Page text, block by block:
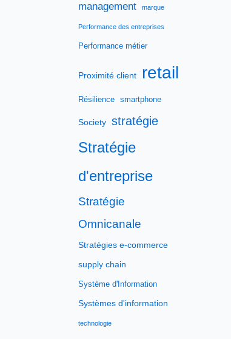
management marque
Performance des entreprises
Performance métier
Proximité client retail
Résilience smartphone
Society stratégie
Stratégie
d'entreprise
Stratégie
Omnicanale
Stratégies e-commerce
supply chain
Système d'Information
Systèmes d'information
technologie